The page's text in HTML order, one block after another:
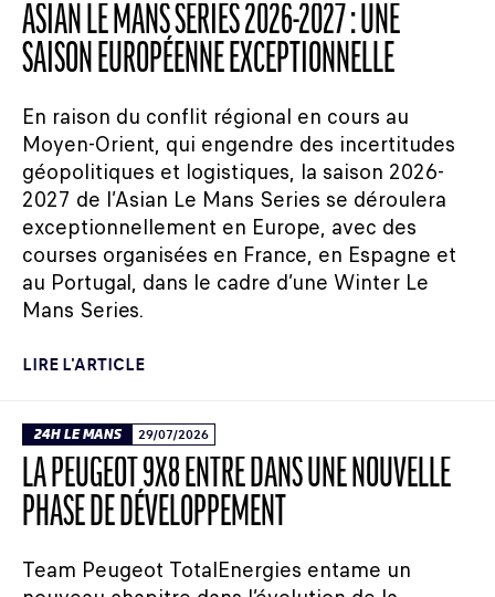
ASIAN LE MANS SERIES 2026-2027 : UNE
SAISON EUROPÉENNE EXCEPTIONNELLE
En raison du conflit régional en cours au
Moyen-Orient, qui engendre des incertitudes
géopolitiques et logistiques, la saison 2026-
2027 de l’Asian Le Mans Series se déroulera
exceptionnellement en Europe, avec des
courses organisées en France, en Espagne et
au Portugal, dans le cadre d’une Winter Le
Mans Series.
LIRE L'ARTICLE
24H LE MANS 29/07/2026
LA PEUGEOT 9X8 ENTRE DANS UNE NOUVELLE
PHASE DE DÉVELOPPEMENT
Team Peugeot TotalEnergies entame un